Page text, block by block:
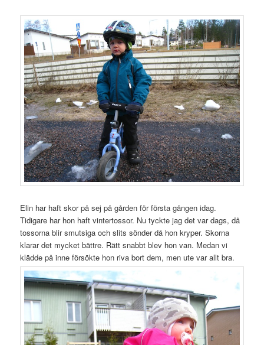
Elin har haft skor på sej på gården för första gången idag.
Tidigare har hon haft vintertossor. Nu tyckte jag det var dags, då
tossorna blir smutsiga och slits sönder då hon kryper. Skorna
klarar det mycket bättre. Rätt snabbt blev hon van. Medan vi
klädde på inne försökte hon riva bort dem, men ute var allt bra.